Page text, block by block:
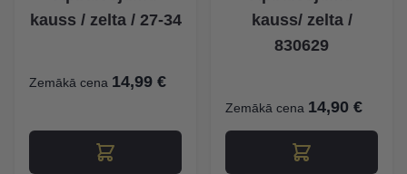
kauss / zelta / 27-34
Zemākā cena 14,99 €
kauss/ zelta /
830629
Zemākā cena 14,90 €